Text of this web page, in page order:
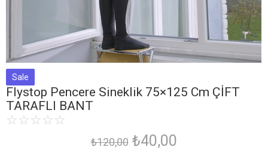
Sale
Flystop Pencere Sineklik 75×125 Cm ÇİFT
TARAFLI BANT
☆☆☆☆☆
₺120,00 ₺40,00